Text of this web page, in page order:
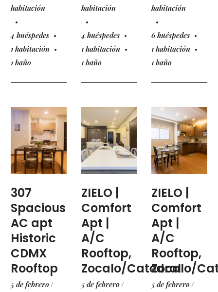
habitación
4 huéspedes
1 habitación
1 baño
habitación
4 huéspedes
1 habitación
1 baño
habitación
6 huéspedes
1 habitación
1 baño
307
Spacious
AC apt
Historic
CDMX
Rooftop
5 de febrero
ZIELO |
Comfort
Apt |
A/C
Rooftop,
Zocalo/Catedral
5 de febrero
ZIELO |
Comfort
Apt |
A/C
Rooftop,
Zocalo/
5 de febrero